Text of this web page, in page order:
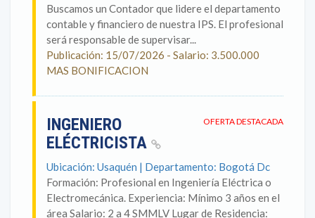
Buscamos un Contador que lidere el departamento
contable y financiero de nuestra IPS. El profesional
será responsable de supervisar...
Publicación: 15/07/2026 - Salario: 3.500.000
MAS BONIFICACION
OFERTA DESTACADA
INGENIERO
ELÉCTRICISTA
Ubicación: Usaquén | Departamento: Bogotá Dc
Formación: Profesional en Ingeniería Eléctrica o
Electromecánica. Experiencia: Mínimo 3 años en el
área Salario: 2 a 4 SMMLV Lugar de Residencia: